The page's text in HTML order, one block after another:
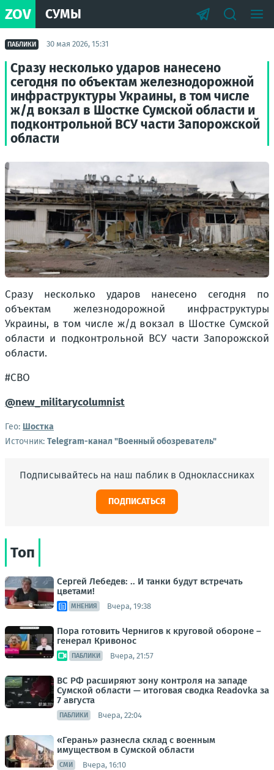
ZOV СУМЫ
ПАБЛИКИ 30 мая 2026, 15:31
Сразу несколько ударов нанесено
сегодня по объектам железнодорожной
инфраструктуры Украины, в том числе
ж/д вокзал в Шостке Сумской области и
подконтрольной ВСУ части Запорожской
области
Сразу несколько ударов нанесено сегодня по
объектам железнодорожной инфраструктуры
Украины, в том числе ж/д вокзал в Шостке Сумской
области и подконтрольной ВСУ части Запорожской
области.
#СВО
@new_militarycolumnist
Гео: Шостка
Источник: Telegram-канал "Военный обозреватель"
Подписывайтесь на наш паблик в Одноклассниках
ПОДПИСАТЬСЯ
Топ
Сергей Лебедев: .. И танки будут встречать
цветами!
МНЕНИЯ Вчера, 19:38
Пора готовить Чернигов к круговой обороне –
генерал Кривонос
ПАБЛИКИ Вчера, 21:57
ВС РФ расширяют зону контроля на западе
Сумской области — итоговая сводка Readovka за
7 августа
ПАБЛИКИ Вчера, 22:04
«Герань» разнесла склад с военным
имуществом в Сумской области
СМИ Вчера, 16:10